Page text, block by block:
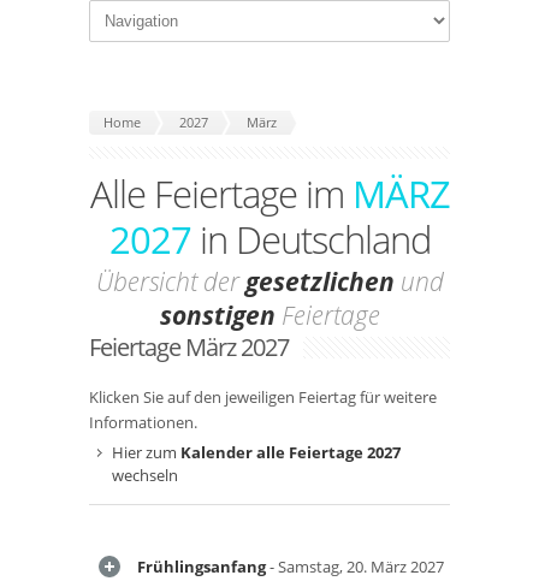
Home 2027 März
Alle Feiertage im MÄRZ
2027in Deutschland
Übersicht dergesetzlichen und
sonstigen Feiertage
Feiertage März 2027
Klicken Sie auf den jeweiligen Feiertag für weitere
Informationen.
Hier zum Kalender alle Feiertage 2027
wechseln
Frühlingsanfang- Samstag, 20. März 2027